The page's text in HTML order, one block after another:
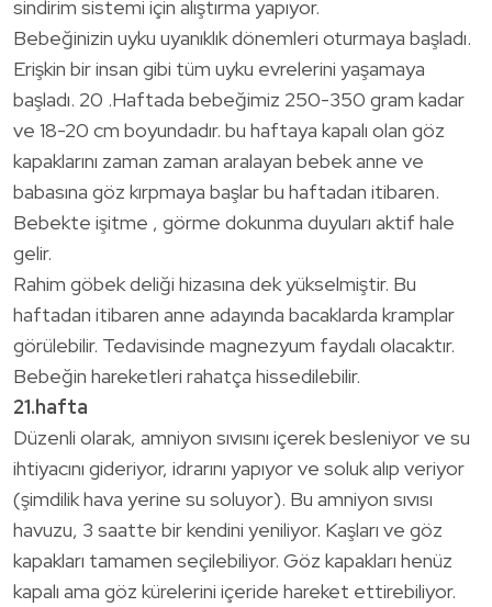
sindirim sistemi için alıştırma yapıyor.
Bebeğinizin uyku uyanıklık dönemleri oturmaya başladı.
Erişkin bir insan gibi tüm uyku evrelerini yaşamaya
başladı. 20 .Haftada bebeğimiz 250-350 gram kadar
ve 18-20 cm boyundadır. bu haftaya kapalı olan göz
kapaklarını zaman zaman aralayan bebek anne ve
babasına göz kırpmaya başlar bu haftadan itibaren.
Bebekte işitme , görme dokunma duyuları aktif hale
gelir.
Rahim göbek deliği hizasına dek yükselmiştir. Bu
haftadan itibaren anne adayında bacaklarda kramplar
görülebilir. Tedavisinde magnezyum faydalı olacaktır.
Bebeğin hareketleri rahatça hissedilebilir.
21.hafta
Düzenli olarak, amniyon sıvısını içerek besleniyor ve su
ihtiyacını gideriyor, idrarını yapıyor ve soluk alıp veriyor
(şimdilik hava yerine su soluyor). Bu amniyon sıvısı
havuzu, 3 saatte bir kendini yeniliyor. Kaşları ve göz
kapakları tamamen seçilebiliyor. Göz kapakları henüz
kapalı ama göz kürelerini içeride hareket ettirebiliyor.